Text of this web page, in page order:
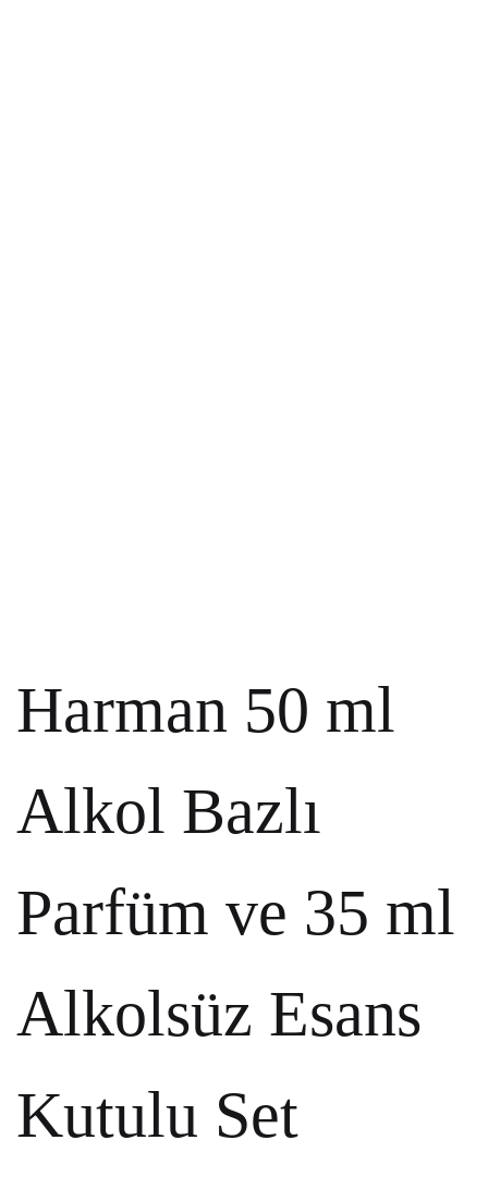
Harman 50 ml
Alkol Bazlı
Parfüm ve 35 ml
Alkolsüz Esans
Kutulu Set